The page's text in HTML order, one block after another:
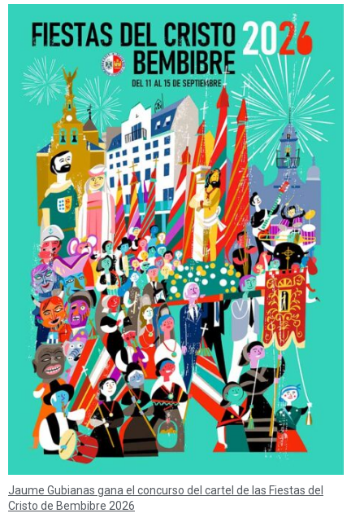
Jaume Gubianas gana el concurso del cartel de las Fiestas del
Cristo de Bembibre 2026